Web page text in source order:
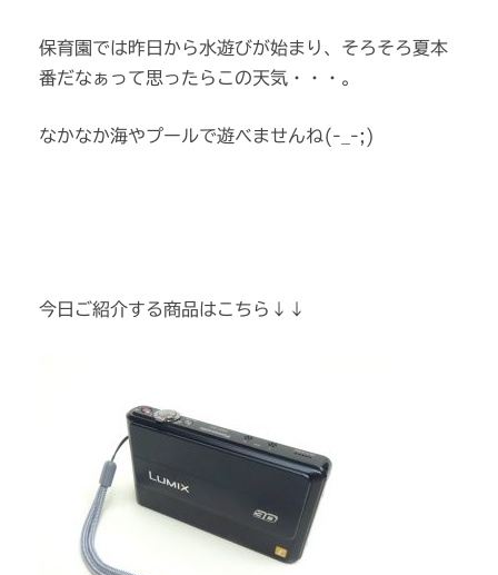
保育園では昨日から水遊びが始まり、そろそろ夏本
番だなぁって思ったらこの天気・・・。
なかなか海やプールで遊べませんね(-_-;)
今日ご紹介する商品はこちら↓↓